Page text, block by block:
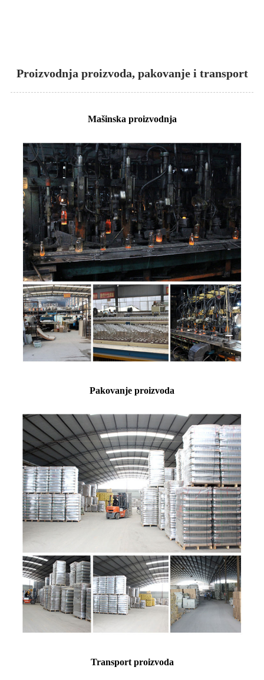
Proizvodnja proizvoda, pakovanje i transport
Mašinska proizvodnja
Pakovanje proizvoda
Transport proizvoda